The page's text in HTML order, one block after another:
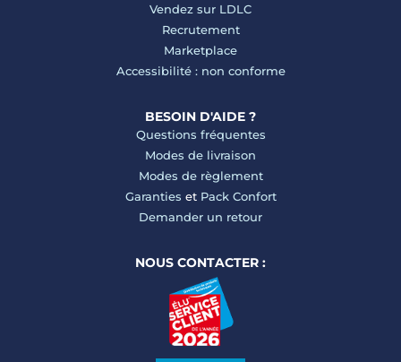
Vendez sur LDLC
Recrutement
Marketplace
Accessibilité : non conforme
BESOIN D'AIDE ?
Questions fréquentes
Modes de livraison
Modes de règlement
Garanties et Pack Confort
Demander un retour
NOUS CONTACTER :